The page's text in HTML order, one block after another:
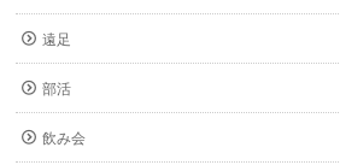
遠足
部活
飲み会